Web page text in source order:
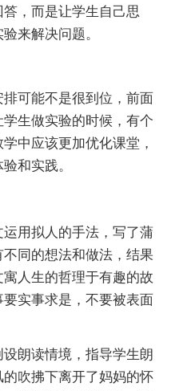
，而是让学生自己思
来解决问题。
可能不是很到位，前面
生做实验的时候，有个
中应该更加优化课堂，
和实践。
用拟人的手法，写了蒲
同的想法和做法，结果
人生的哲理于有趣的故
实事求是，不要被表面
朗读情境，指导学生朗
吹拂下离开了妈妈的怀